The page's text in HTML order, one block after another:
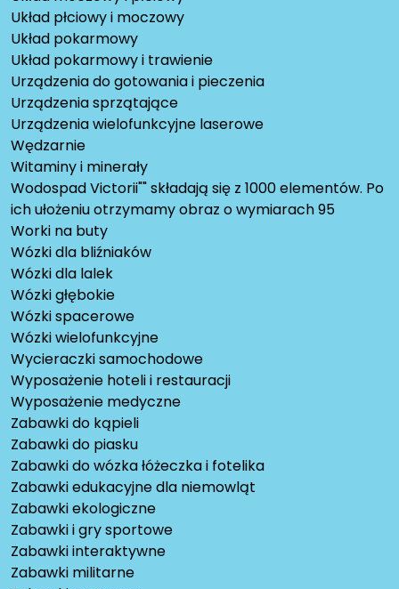
Układ płciowy i moczowy
Układ pokarmowy
Układ pokarmowy i trawienie
Urządzenia do gotowania i pieczenia
Urządzenia sprzątające
Urządzenia wielofunkcyjne laserowe
Wędzarnie
Witaminy i minerały
Wodospad Victorii"" składają się z 1000 elementów. Po
ich ułożeniu otrzymamy obraz o wymiarach 95
Worki na buty
Wózki dla bliźniaków
Wózki dla lalek
Wózki głębokie
Wózki spacerowe
Wózki wielofunkcyjne
Wycieraczki samochodowe
Wyposażenie hoteli i restauracji
Wyposażenie medyczne
Zabawki do kąpieli
Zabawki do piasku
Zabawki do wózka łóżeczka i fotelika
Zabawki edukacyjne dla niemowląt
Zabawki ekologiczne
Zabawki i gry sportowe
Zabawki interaktywne
Zabawki militarne